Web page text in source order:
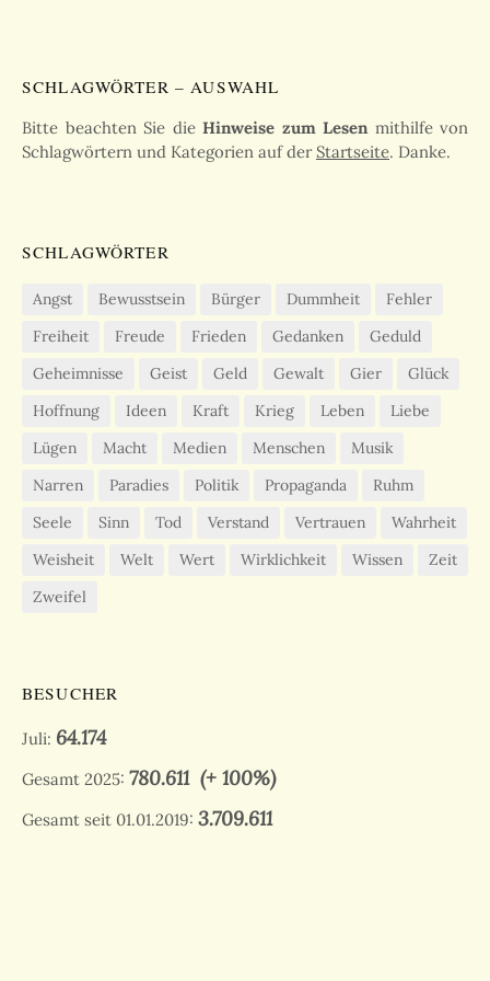
SCHLAGWÖRTER – AUSWAHL
Bitte beachten Sie dieHinweise zum Lesenmithilfe von
Schlagwörtern und Kategorien auf der Startseite. Danke.
SCHLAGWÖRTER
Angst Bewusstsein Bürger Dummheit
Fehler
Freiheit
Freude Frieden Gedanken
Geduld
Geheimnisse
Geist Geld Gewalt Gier
Glück
Hoffnung
Ideen Kraft Krieg Leben
Liebe
Lügen
Macht Medien Menschen
Musik
Narren
Paradies Politik Propaganda
Ruhm
Seele
Sinn Tod Verstand Vertrauen
Wahrheit
Weisheit
Welt Wert Wirklichkeit Wissen
Zeit
Zweifel
BESUCHER
Juli: 64.174
Gesamt 2025: 780.611(+ 100%)
Gesamt seit 01.01.2019: 3.709.611